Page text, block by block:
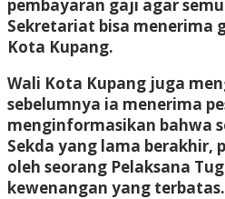
pembayaran gaji agar
Sekretariat bisa menerima
Kota Kupang.
Wali Kota Kupang juga
sebelumnya ia menerima
menginformasikan bahwa
Sekda yang lama berakhir,
oleh seorang Pelaksana
kewenangan yang terbatas.